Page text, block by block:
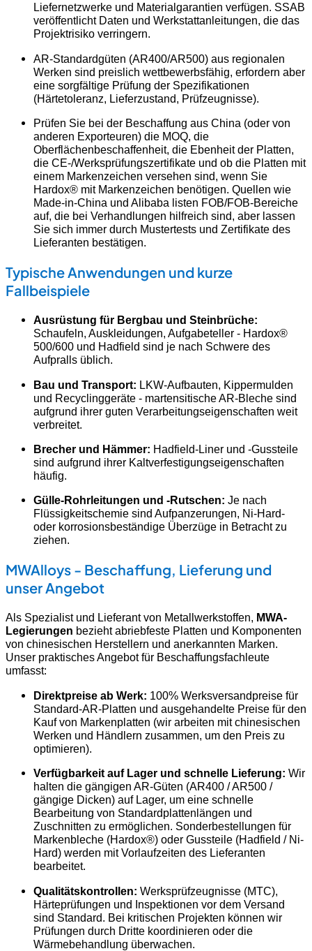
Liefernetzwerke und Materialgarantien verfügen. SSAB
veröffentlicht Daten und Werkstattanleitungen, die das
Projektrisiko verringern.
AR-Standardgüten (AR400/AR500) aus regionalen
Werken sind preislich wettbewerbsfähig, erfordern aber
eine sorgfältige Prüfung der Spezifikationen
(Härtetoleranz, Lieferzustand, Prüfzeugnisse).
Prüfen Sie bei der Beschaffung aus China (oder von
anderen Exporteuren) die MOQ, die
Oberflächenbeschaffenheit, die Ebenheit der Platten,
die CE-/Werksprüfungszertifikate und ob die Platten mit
einem Markenzeichen versehen sind, wenn Sie
Hardox® mit Markenzeichen benötigen. Quellen wie
Made-in-China und Alibaba listen FOB/FOB-Bereiche
auf, die bei Verhandlungen hilfreich sind, aber lassen
Sie sich immer durch Mustertests und Zertifikate des
Lieferanten bestätigen.
Typische Anwendungen und kurze
Fallbeispiele
Ausrüstung für Bergbau und Steinbrüche:
Schaufeln, Auskleidungen, Aufgabeteller - Hardox®
500/600 und Hadfield sind je nach Schwere des
Aufpralls üblich.
Bau und Transport: LKW-Aufbauten, Kippermulden
und Recyclinggeräte - martensitische AR-Bleche sind
aufgrund ihrer guten Verarbeitungseigenschaften weit
verbreitet.
Brecher und Hämmer: Hadfield-Liner und -Gussteile
sind aufgrund ihrer Kaltverfestigungseigenschaften
häufig.
Gülle-Rohrleitungen und -Rutschen: Je nach
Flüssigkeitschemie sind Aufpanzerungen, Ni-Hard-
oder korrosionsbeständige Überzüge in Betracht zu
ziehen.
MWAlloys - Beschaffung, Lieferung und
unser Angebot
Als Spezialist und Lieferant von Metallwerkstoffen, MWA-
Legierungen bezieht abriebfeste Platten und Komponenten
von chinesischen Herstellern und anerkannten Marken.
Unser praktisches Angebot für Beschaffungsfachleute
umfasst:
Direktpreise ab Werk: 100% Werksversandpreise für
Standard-AR-Platten und ausgehandelte Preise für den
Kauf von Markenplatten (wir arbeiten mit chinesischen
Werken und Händlern zusammen, um den Preis zu
optimieren).
Verfügbarkeit auf Lager und schnelle Lieferung: Wir
halten die gängigen AR-Güten (AR400 / AR500 /
gängige Dicken) auf Lager, um eine schnelle
Bearbeitung von Standardplattenlängen und
Zuschnitten zu ermöglichen. Sonderbestellungen für
Markenbleche (Hardox®) oder Gussteile (Hadfield / Ni-
Hard) werden mit Vorlaufzeiten des Lieferanten
bearbeitet.
Qualitätskontrollen: Werksprüfzeugnisse (MTC),
Härteprüfungen und Inspektionen vor dem Versand
sind Standard. Bei kritischen Projekten können wir
Prüfungen durch Dritte koordinieren oder die
Wärmebehandlung überwachen.